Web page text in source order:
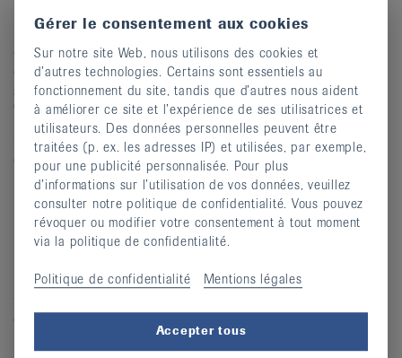
Lorsque je pense à la perte de ma capacité de
discernement ou à la fin de vie, certaines questions
deviennent incontournables. Savoir comment décharger
ses proches et remplir au plus près de sa conscience ses
"Directives anticipées".
Conférence interactive- maximum 20 participants,
organisée en respect des mesures sanitaires en vigueur.
Date à définir.
Pour plus d'infoContact
Maladies osseuses
concernées par une maladie osseuse.
Il ne s'agit pas d'une consultation médicale,
Gérer le consentement aux cookies
Sur notre site Web, nous utilisons des cookies et
d’autres technologies. Certains sont essentiels au
fonctionnement du site, tandis que d’autres nous aident
à améliorer ce site et l’expérience de ses utilisatrices et
utilisateurs. Des données personnelles peuvent être
traitées (p. ex. les adresses IP) et utilisées, par exemple,
pour une publicité personnalisée. Pour plus
d’informations sur l’utilisation de vos données, veuillez
consulter notre politique de confidentialité. Vous pouvez
révoquer ou modifier votre consentement à tout moment
via la politique de confidentialité.
Politique de confidentialité Mentions légales
Accepter tous